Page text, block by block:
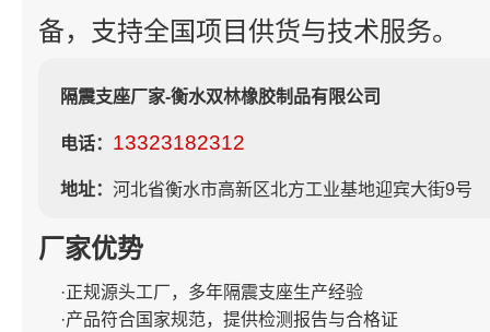
备，支持全国项目供货与技术服务。
隔震支座厂家-衡水双林橡胶制品有限公司
电话： 13323182312
地址： 河北省衡水市高新区北方工业基地迎宾大街9号
厂家优势
·正规源头工厂，多年隔震支座生产经验
·产品符合国家规范，提供检测报告与合格证